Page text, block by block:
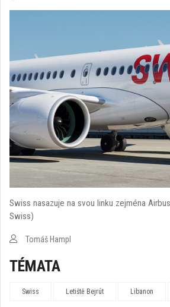
Swiss nasazuje na svou linku zejména
Swiss)
Tomáš Hampl
TÉMATA
Swiss Letiště Bejrút Libanon